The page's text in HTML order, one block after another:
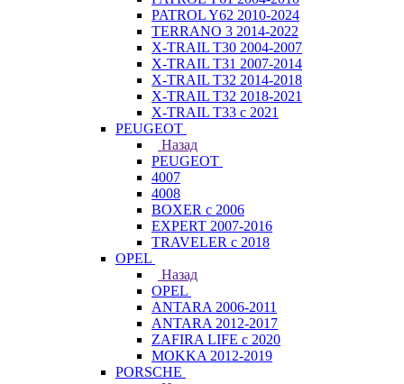
PATROL Y62 2010-2024
TERRANO 3 2014-2022
X-TRAIL T30 2004-2007
X-TRAIL T31 2007-2014
X-TRAIL T32 2014-2018
X-TRAIL T32 2018-2021
X-TRAIL T33 с 2021
PEUGEOT
Назад
PEUGEOT
4007
4008
BOXER с 2006
EXPERT 2007-2016
TRAVELER с 2018
OPEL
Назад
OPEL
ANTARA 2006-2011
ANTARA 2012-2017
ZAFIRA LIFE с 2020
MOKKA 2012-2019
PORSCHE